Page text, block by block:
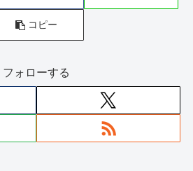
コピー
フォローする